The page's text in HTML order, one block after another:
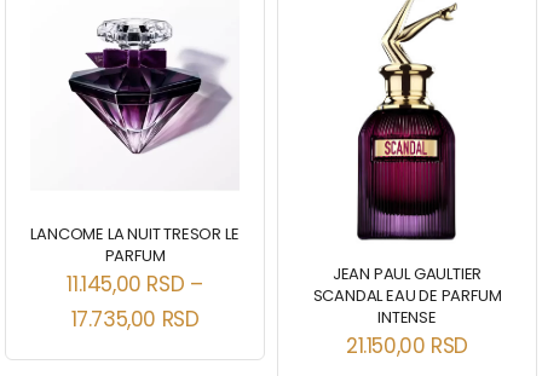
LANCOME LA NUIT TRESOR LE
PARFUM
11.145,00 RSD –
17.735,00 RSD
JEAN PAUL GAULTIER
SCANDAL EAU DE PARFUM
INTENSE
21.150,00 RSD